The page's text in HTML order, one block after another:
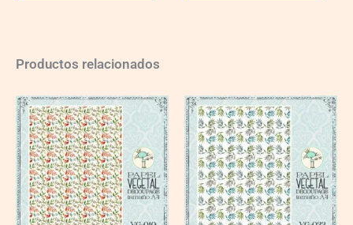
Productos relacionados
VG010
quantity
VG023
quantity